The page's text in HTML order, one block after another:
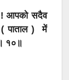
! आपको सदैव
( पाताल ) में
१०॥